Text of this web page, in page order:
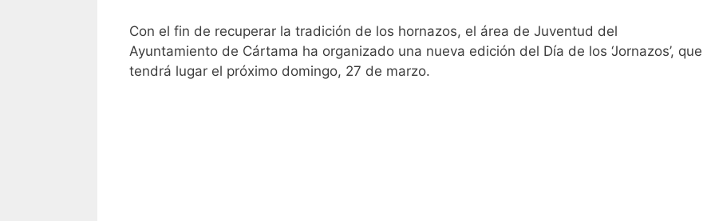
Con el fin de recuperar la tradición de los hornazos, el área de Juventud del
Ayuntamiento de Cártama ha organizado una nueva edición del Día de los ‘Jornazos’, que
tendrá lugar el próximo domingo, 27 de marzo.